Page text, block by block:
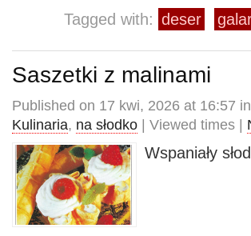
Tagged with: deser
Saszetki z malinami
Published on 17 kwi, 2026 at 16:57 in
Kulinaria, na słodko | Viewed times |
Wspaniały